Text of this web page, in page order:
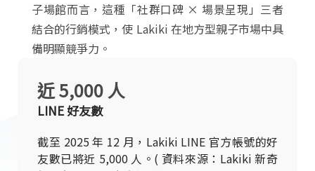
子場館而言，這種「社群口碑 × 場景呈現」三者
結合的行銷模式，使 Lakiki 在地方型親子市場中具
備明顯競爭力。
LINE 好友數
截至 2025 年 12 月，Lakiki LINE 官方帳號的好
友數已將近 5,000 人。( 資料來源：Lakiki 新奇
近 5,000 人